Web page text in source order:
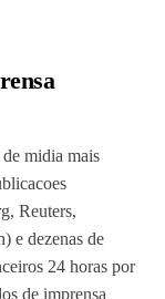
midia mais
Reuters,
e dezenas de
24 horas por
de imprensa